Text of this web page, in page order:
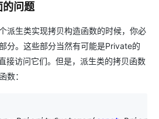
的问题
派生类实现拷贝构造函数的时候，你必
分。这些部分当然有可能是Private的
接访问它们。但是，派生类的拷贝函数
数：